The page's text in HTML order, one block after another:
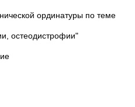
ординатуры по теме
остеодистрофии"